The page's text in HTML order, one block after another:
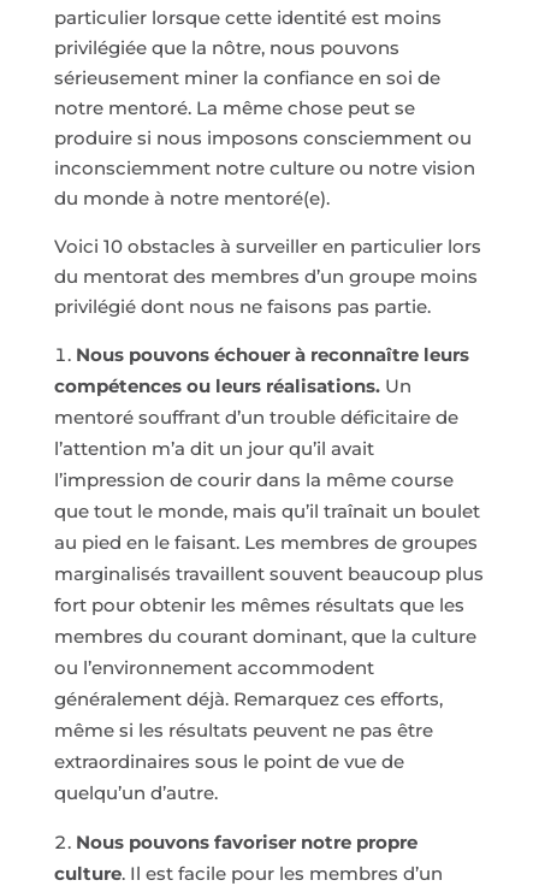
particulier lorsque cette identité est moins
privilégiée que la nôtre, nous pouvons
sérieusement miner la confiance en soi de
notre mentoré. La même chose peut se
produire si nous imposons consciemment ou
inconsciemment notre culture ou notre vision
du monde à notre mentoré(e).
Voici 10 obstacles à surveiller en particulier lors
du mentorat des membres d’un groupe moins
privilégié dont nous ne faisons pas partie.
Nous pouvons échouer à reconnaître leurs
compétences ou leurs réalisations.Un
mentoré souffrant d’un trouble déficitaire de
l’attention m’a dit un jour qu’il avait
l’impression de courir dans la même course
que tout le monde, mais qu’il traînait un boulet
au pied en le faisant. Les membres de groupes
marginalisés travaillent souvent beaucoup plus
fort pour obtenir les mêmes résultats que les
membres du courant dominant, que la culture
ou l’environnement accommodent
généralement déjà. Remarquez ces efforts,
même si les résultats peuvent ne pas être
extraordinaires sous le point de vue de
quelqu’un d’autre.
Nous pouvons favoriser notre propre
culture. Il est facile pour les membres d’un